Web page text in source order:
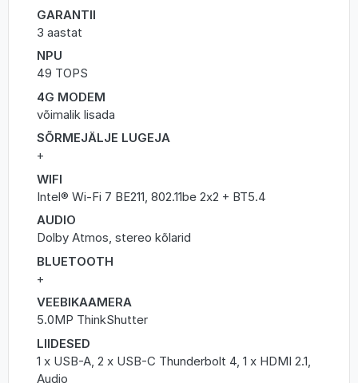
GARANTII
3 aastat
NPU
49 TOPS
4G MODEM
võimalik lisada
SÕRMEJÄLJE LUGEJA
+
WIFI
Intel® Wi-Fi 7 BE211, 802.11be 2x2 + BT5.4
AUDIO
Dolby Atmos, stereo kõlarid
BLUETOOTH
+
VEEBIKAAMERA
5.0MP ThinkShutter
LIIDESED
1 x USB-A, 2 x USB-C Thunderbolt 4, 1 x HDMI 2.1,
Audio